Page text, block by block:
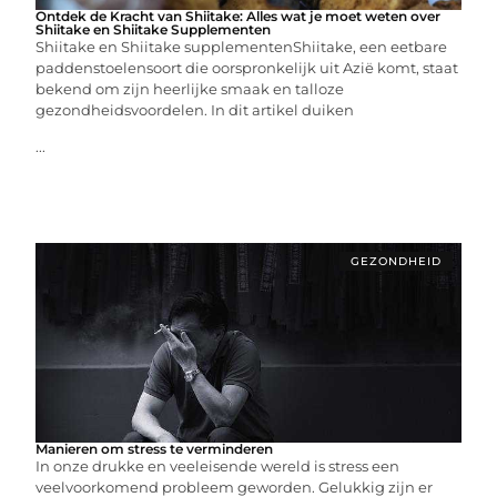
Ontdek de Kracht van Shiitake: Alles wat je moet weten over
Shiitake en Shiitake Supplementen
Shiitake en Shiitake supplementenShiitake, een eetbare
paddenstoelensoort die oorspronkelijk uit Azië komt, staat
bekend om zijn heerlijke smaak en talloze
gezondheidsvoordelen. In dit artikel duiken
...
GEZONDHEID
Manieren om stress te verminderen
In onze drukke en veeleisende wereld is stress een
veelvoorkomend probleem geworden. Gelukkig zijn er